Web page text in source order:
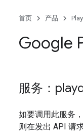
首页 产品
Google
服务：
如要调用此服务
则在发出 API 请